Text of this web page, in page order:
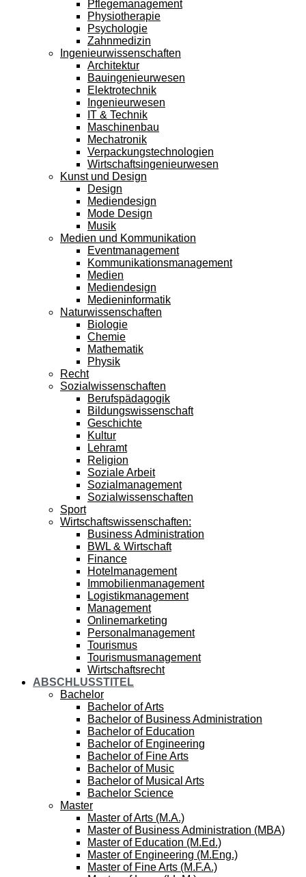
Pflegemanagement
Physiotherapie
Psychologie
Zahnmedizin
Ingenieurwissenschaften
Architektur
Bauingenieurwesen
Elektrotechnik
Ingenieurwesen
IT & Technik
Maschinenbau
Mechatronik
Verpackungstechnologien
Wirtschaftsingenieurwesen
Kunst und Design
Design
Mediendesign
Mode Design
Musik
Medien und Kommunikation
Eventmanagement
Kommunikationsmanagement
Medien
Mediendesign
Medieninformatik
Naturwissenschaften
Biologie
Chemie
Mathematik
Physik
Recht
Sozialwissenschaften
Berufspädagogik
Bildungswissenschaft
Geschichte
Kultur
Lehramt
Religion
Soziale Arbeit
Sozialmanagement
Sozialwissenschaften
Sport
Wirtschaftswissenschaften:
Business Administration
BWL & Wirtschaft
Finance
Hotelmanagement
Immobilienmanagement
Logistikmanagement
Management
Onlinemarketing
Personalmanagement
Tourismus
Tourismusmanagement
Wirtschaftsrecht
ABSCHLUSSTITEL
Bachelor
Bachelor of Arts
Bachelor of Business Administration
Bachelor of Education
Bachelor of Engineering
Bachelor of Fine Arts
Bachelor of Music
Bachelor of Musical Arts
Bachelor Science
Master
Master of Arts (M.A.)
Master of Business Administration (MBA)
Master of Education (M.Ed.)
Master of Engineering (M.Eng.)
Master of Fine Arts (M.F.A.)